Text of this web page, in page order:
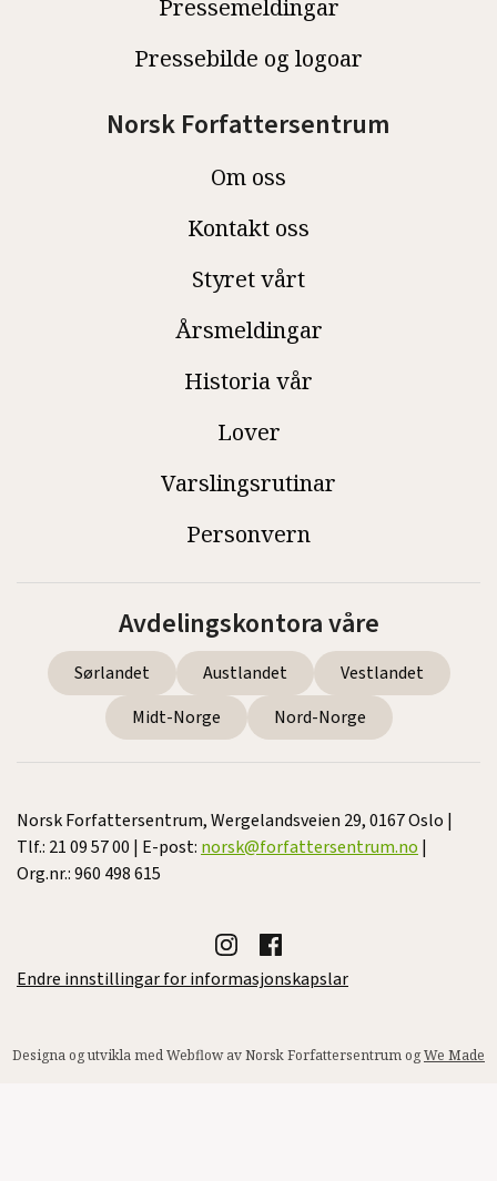
Pressemeldingar
Pressebilde og logoar
Norsk Forfattersentrum
Om oss
Kontakt oss
Styret vårt
Årsmeldingar
Historia vår
Lover
Varslingsrutinar
Personvern
Avdelingskontora våre
Sørlandet Austlandet
Vestlandet
Midt-Norge
Nord-Norge
Norsk Forfattersentrum, Wergelandsveien 29, 0167 Oslo |
Tlf.: 21 09 57 00 | E-post: norsk@forfattersentrum.no |
Org.nr.: 960 498 615
Endre innstillingar for informasjonskapslar
Designa og utvikla med Webflow av Norsk Forfattersentrum ogWe Made